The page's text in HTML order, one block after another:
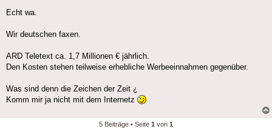
Echt wa.
Wir deutschen faxen.
ARD Teletext ca. 1,7 Millionen € jährlich.
Den Kosten stehen teilweise erhebliche Werbeeinnahmen gegenüber.
Was sind denn die Zeichen der Zeit ¿
Komm mir ja nicht mit dem Internetz
5 Beiträge • Seite 1 von 1